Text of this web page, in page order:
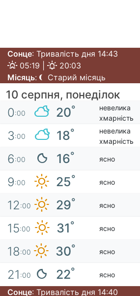
Сонце: Тривалість дня 14:43
05:19 |
20:03
Місяць: Старий місяць
10 серпня, понеділок
0:00 20°
невелика
хмарність
3:00 18°
невелика
хмарність
6:00 16° ясно
9:00 25° ясно
12:00 29° ясно
15:00 31° ясно
18:00 30° ясно
21 :00 22° ясно
Сонце: Тривалість дня 14:40